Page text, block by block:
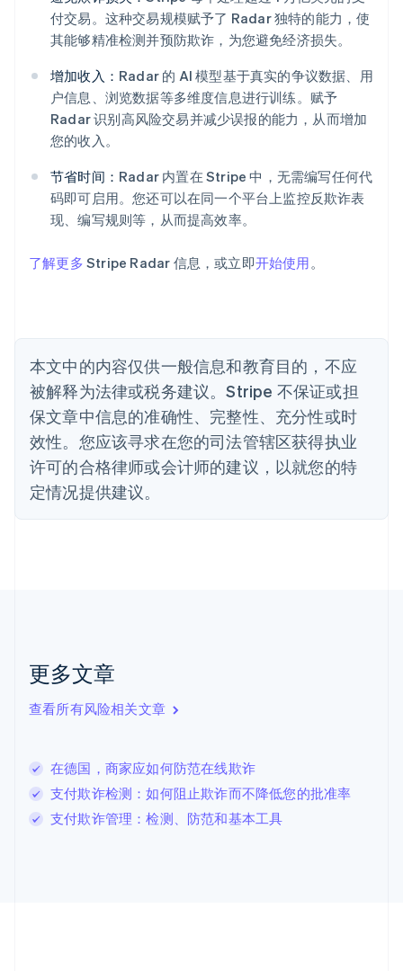
付交易。这种交易规模赋予了 Radar 独特的能力，使
其能够精准检测并预防欺诈，为您避免经济损失。
增加收入： Radar 的 AI 模型基于真实的争议数据、用
户信息、浏览数据等多维度信息进行训练。赋予
Radar 识别高风险交易并减少误报的能力，从而增加
您的收入。
节省时间： Radar 内置在 Stripe 中，无需编写任何代
码即可启用。您还可以在同一个平台上监控反欺诈表
现、编写规则等，从而提高效率。
了解更多 Stripe Radar 信息，或立即开始使用。
本文中的内容仅供一般信息和教育目的，不应
被解释为法律或税务建议。Stripe 不保证或担
保文章中信息的准确性、完整性、充分性或时
效性。您应该寻求在您的司法管辖区获得执业
许可的合格律师或会计师的建议，以就您的特
定情况提供建议。
更多文章
查看所有风险相关文章
在德国，商家应如何防范在线欺诈
支付欺诈检测：如何阻止欺诈而不降低您的批准率
支付欺诈管理：检测、防范和基本工具
阿联酋
English
English
爱沙尼亚
English
奥地利
DeutschEnglish
English
巴西
PortuguêsEnglish
比利时
丹麦
English
德国
DeutschEnglish
法国
芬兰
English Svenska
荷兰
立陶宛
列支敦士登
Français DeutschEnglish
罗马尼亚
English
马尔他